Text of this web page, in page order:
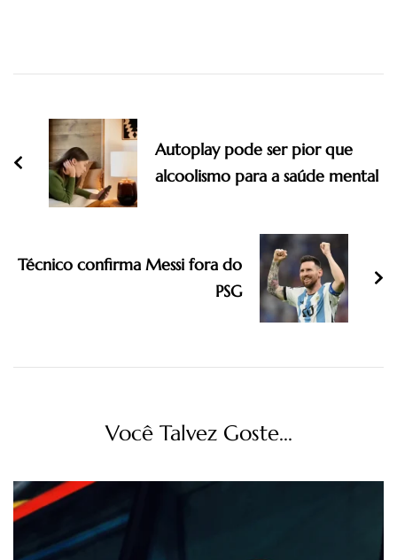
Navigation
Autoplay pode ser pior que
alcoolismo para a saúde mental
Técnico confirma Messi fora do
PSG
Você Talvez Goste...